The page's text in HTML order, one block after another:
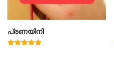
പ്രണയിനി